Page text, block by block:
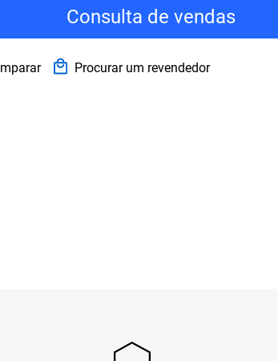
Consulta de vendas
Procurar um revendedor